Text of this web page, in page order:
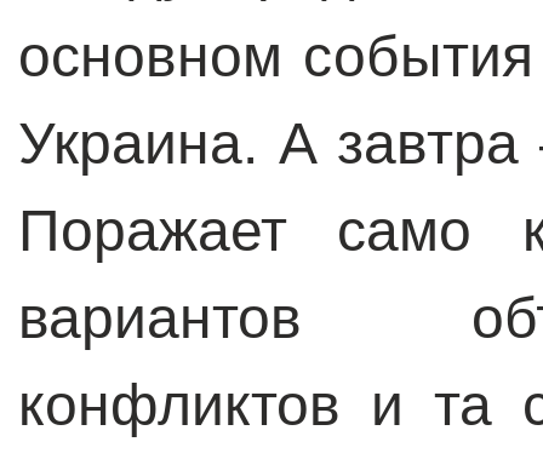
основном
Украина. А
Поражает само
вариантов
конфликтов и та